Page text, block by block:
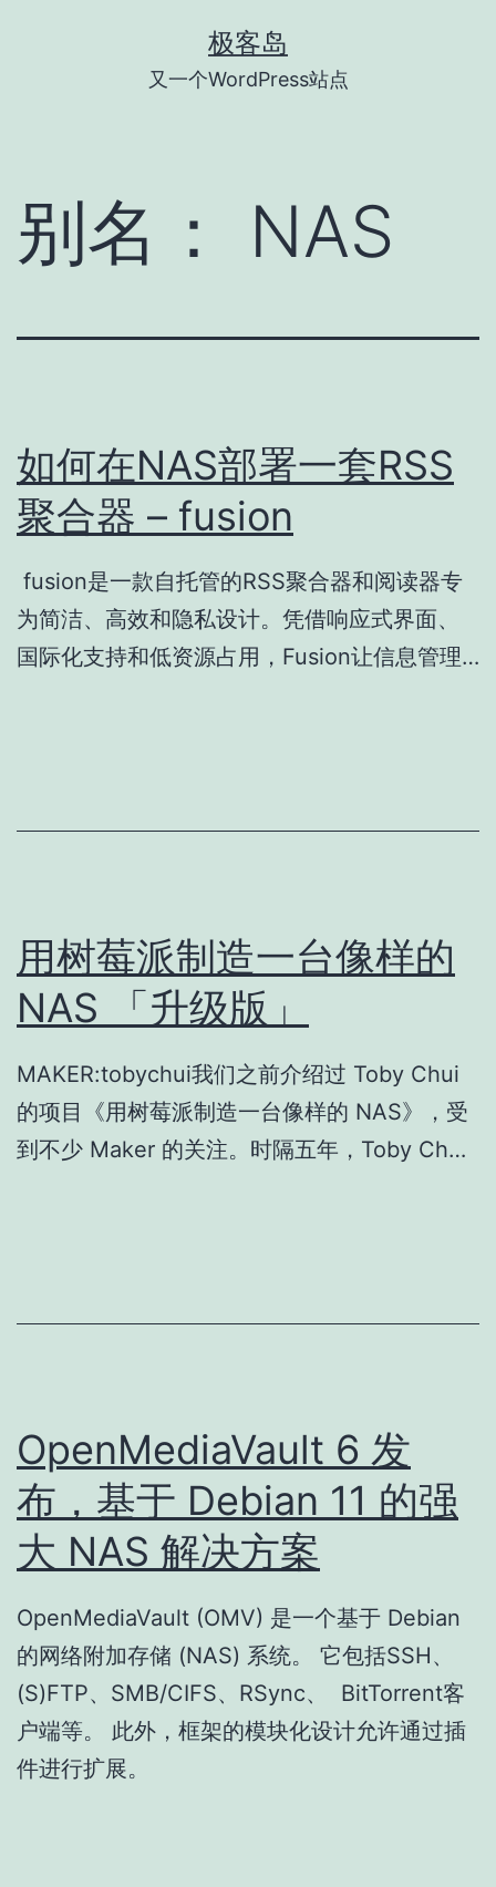
极客岛
又一个WordPress站点
别名： NAS
如何在NAS部署一套RSS
聚合器 – fusion
fusion是一款自托管的RSS聚合器和阅读器专
为简洁、高效和隐私设计。凭借响应式界面、
国际化支持和低资源占用，Fusion让信息管理…
用树莓派制造一台像样的
NAS 「升级版」
MAKER:tobychui我们之前介绍过 Toby Chui
的项目《用树莓派制造一台像样的 NAS》，受
到不少 Maker 的关注。时隔五年，Toby Ch…
OpenMediaVault 6 发
布，基于 Debian 11 的强
大 NAS 解决方案
OpenMediaVault (OMV) 是一个基于 Debian
的网络附加存储 (NAS) 系统。 它包括SSH、
(S)FTP、SMB/CIFS、RSync、 BitTorrent客
户端等。 此外，框架的模块化设计允许通过插
件进行扩展。